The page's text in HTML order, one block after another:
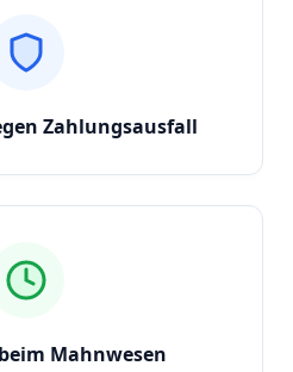
Zahlungsausfall
Mahnwesen